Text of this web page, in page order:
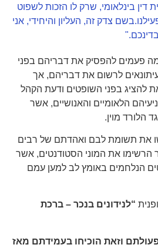
דין בינלאומי, שרק לו הזכות לשפוט
צדק זה, העליון והיחידי, אני
פעמים להפסיק את דבריהם בפני
לרשום את דבריהם, אך
להציג בפני השופטים ודעת הקהל
הלאומיים והאנושיים, אשר
הלורד מוין.
את תשומת לבם ואהדתם של רבים
הרשימו את המוני הסטודנטים, אשר
הנלחמים באומץ לב למען עמם
“לנידונים בנכר – ברכת
וזאת הוכיחו בעמידתם מאז